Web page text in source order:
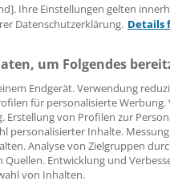
Kostenlos
und kostenlos.
Ihre Einstellungen gelten
Datenschutzerklärung. Details
um Folgendes
Endgerät. Verwendung
für personalisierte
von Profilen zur
personalisierter Inhalte.
Analyse von Zielgruppen
Entwicklung und
von Inhalten.